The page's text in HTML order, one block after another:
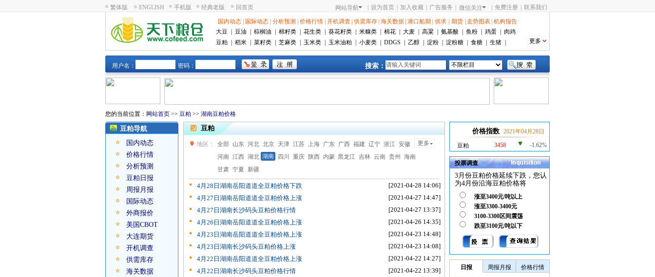
繁体版 ENGLISH 手机版 经典老版 回首页 网站导航 设为首页 加入收藏 广告服务 微信关注 免费注册 联系我们
国内动态 国际动态 分析预测 价格行情 开机调查 供需库存 海关数据 港口船期 供求 期货 走势图表 机构报告
大豆
豆油 棕榈油 棉籽类 花生类 葵花籽类 米糠类 棉花 大麦 高粱 氨基酸 鱼粉 鸡蛋
肉鸡
豆粕
稻米 菜籽类 芝麻类 玉米类 玉米油粕 小麦类 DDGS 乙醇 淀粉 淀粉糖 食糖 生猪 更多
用户名： 密码： 搜索：
您的当前位置： 网站首页 >> 豆粕 >> 湖南豆粕价格
豆粕导航
国内动态
价格行情
分析预测
豆粕日报
周报月报
国际动态
外商报价
美国CBOT
大连期货
开机调查
供需库存
海关数据
豆粕
地区： 全部 山东 河北 北京 天津 江苏 上海 广东 广西 福建 辽宁 浙江 安徽
更多
河南 江西 湖北 湖南 四川 重庆 陕西 内蒙 黑龙江 吉林 云南 贵州
海南
甘肃 宁夏 新疆
4月28日湖南岳阳道道全豆粕价格下跌
[2021-04-28 14:06]
4月27日湖南岳阳道道全豆粕价格上涨
[2021-04-27 14:47]
4月27日湖南长沙码头豆粕价格行情
[2021-04-27 13:37]
4月26日湖南岳阳道道全豆粕价格上涨
[2021-04-26 14:35]
4月23日湖南岳阳道道全豆粕价格上涨
[2021-04-23 14:48]
4月23日湖南长沙码头豆粕价格上涨
[2021-04-23 14:08]
4月22日湖南岳阳道道全豆粕价格上涨
[2021-04-22 14:27]
4月22日湖南长沙码头豆粕价格行情
[2021-04-22 13:39]
价格指数 2021年04月28日
豆粕 3458 -1.62%
投票调查
3月份豆粕价格延续下跌，您认
为4月份沿海豆粕价格将
涨至3400元/吨以上
涨至3300-3400元
3100-3300区间震荡
跌至3100元/吨以下
日报 周报月报
价格行情